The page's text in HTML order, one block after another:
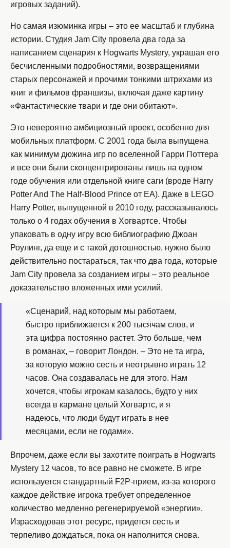
игровых заданий).
Но самая изюминка игры – это ее масштаб и глубина
истории. Студия Jam City провела два года за
написанием сценария к Hogwarts Mystery, украшая его
бесчисленными подробностями, возвращениями
старых персонажей и прочими тонкими штрихами из
книг и фильмов франшизы, включая даже картину
«Фантастические твари и где они обитают».
Это невероятно амбициозный проект, особенно для
мобильных платформ. С 2001 года была выпущена
как минимум дюжина игр по вселенной Гарри Поттера
и все они были сконцентрированы лишь на одном
годе обучения или отдельной книге саги (вроде Harry
Potter And The Half-Blood Prince от EA). Даже в LEGO
Harry Potter, выпущенной в 2010 году, рассказывалось
только о 4 годах обучения в Хогвартсе. Чтобы
упаковать в одну игру всю библиографию Джоан
Роулинг, да еще и с такой дотошностью, нужно было
действительно постараться, так что два года, которые
Jam City провела за созданием игры – это реальное
доказательство вложенных ими усилий.
«Сценарий, над которым мы работаем,
быстро приближается к 200 тысячам слов, и
эта цифра постоянно растет. Это больше, чем
в романах, – говорит Лондон. – Это не та игра,
за которую можно сесть и неотрывно играть 12
часов. Она создавалась не для этого. Нам
хочется, чтобы игрокам казалось, будто у них
всегда в кармане целый Хогвартс, и я
надеюсь, что люди будут играть в нее
месяцами, если не годами».
Впрочем, даже если вы захотите поиграть в Hogwarts
Mystery 12 часов, то все равно не сможете. В игре
используется стандартный F2P-прием, из-за которого
каждое действие игрока требует определенное
количество медленно регенерируемой «энергии».
Израсходовав этот ресурс, придется сесть и
терпеливо дождаться, пока он наполнится снова.